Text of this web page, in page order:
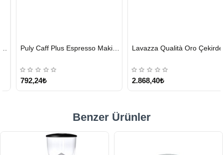
GÖNDERİ
Puly Caff Plus Espresso Makinesi Temizleyici Tablet 100 x 1.35 G
792,24₺
GÖNDERİ
Lavazza Qualità Oro Çekirdek Kahve 1 KG x 2
2.868,40₺
Benzer Ürünler